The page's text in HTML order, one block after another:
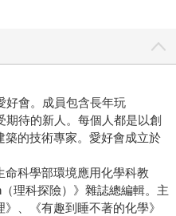
好會。成員包含長年玩
待的新人。每個人都是以創
的技術專家。愛好會成立於
科學部環境應用化學科教
理科探險）》雜誌總編輯。主
、《有趣到睡不著的化學》